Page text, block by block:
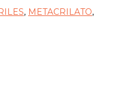
, METACRILATO,